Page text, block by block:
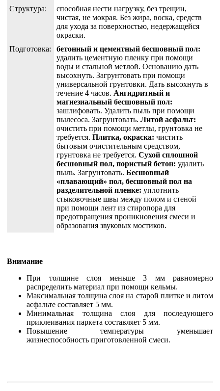
Структура:
способная нести нагрузку, без трещин,
чистая, не мокрая. Без жира, воска, средств
для ухода за поверхностью, недержащейся
окраски.
Подготовка:
бетонный и цементный бесшовный пол:
удалить цементную пленку при помощи
воды и стальной метлой. Основанию дать
высохнуть. Загрунтовать при помощи
универсальной грунтовки. Дать высохнуть в
течение 4 часов. Ангидритный и
магнезиальный бесшовный пол:
зашлифовать. Удалить пыль при помощи
пылесоса. Загрунтовать. Литой асфальт:
очистить при помощи метлы, грунтовка не
требуется. Плитка, окраска: чистить
бытовым очистительным средством,
грунтовка не требуется. Сухой сплошной
бесшовный пол, пористый бетон: удалить
пыль. Загрунтовать. Бесшовный
«плавающий» пол, бесшовный пол на
разделительной пленке: уплотнить
стыковочные швы между полом и стеной
при помощи лент из стиропора для
предотвращения проникновения смеси и
образования звуковых мостиков.
Внимание
При толщине слоя меньше 3 мм равномерно
распределить материал при помощи кельмы.
Максимальная толщина слоя на старой плитке и литом
асфальте составляет 5 мм.
Минимальная толщина слоя для последующего
приклеивания паркета составляет 5 мм.
Повышение температуры уменьшает
жизнеспособность приготовленной смеси.